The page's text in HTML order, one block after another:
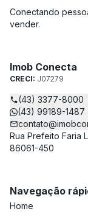
Conectando
vender.
Imob Conecta
CRECI: J07279
(43) 3377-8000
(43) 99189-1487
Rua Prefeito Faria
86061-450
Navegação
Home